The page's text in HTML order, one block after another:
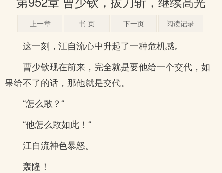
上一章 书 页 下一页 阅读记录
这一刻，江自流心中升起了一种危机感。
曹少钦现在前来，完全就是要他给一个交代，如
果给不了的话，那他就是交代。
“怎么敢？“
“他怎么敢如此！“
江自流神色暴怒。
轰隆！